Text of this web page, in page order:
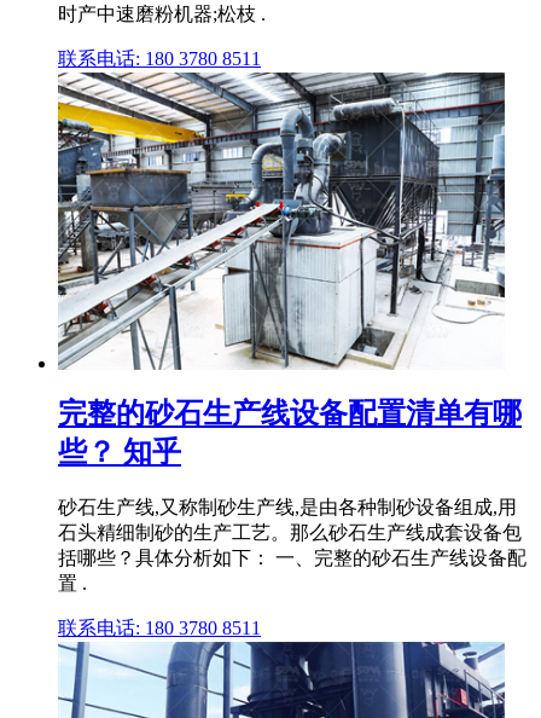
时产中速磨粉机器;松枝 .
联系电话: 180 3780 8511
完整的砂石生产线设备配置清单有哪
些？ 知乎
砂石生产线,又称制砂生产线,是由各种制砂设备组成,用
石头精细制砂的生产工艺。那么砂石生产线成套设备包
括哪些？具体分析如下： 一、完整的砂石生产线设备配
置 .
联系电话: 180 3780 8511